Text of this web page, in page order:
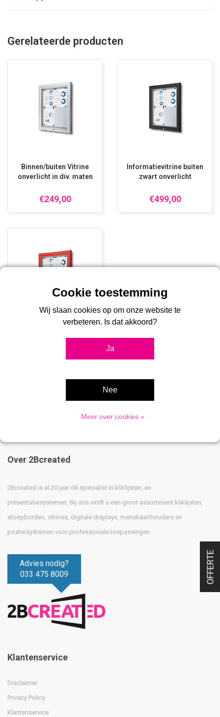
Gerelateerde producten
Binnen/buiten Vitrine
onverlicht in div. maten
€249,00
Informatievitrine buiten
zwart onverlicht
€499,00
Over 2Bcreated
2Bcreated is al 20 jaar dé specialist in kliklijsten, en
presentatiesystemen. Bij ons vindt u een groot assortiment kliklijsten,
stoepborden, vitrines, digitale displays, menukaarthouders en
postersystemen voor professionele toepassingen.
Advies nodig?
033 475 8009
Klantenservice
Disclaimer
Privacy Policy
Klantenservice
OFFERTE
Wij slaan cookies op om onze website te
verbeteren. Is dat akkoord?
Ja
Nee
Meer over cookies »